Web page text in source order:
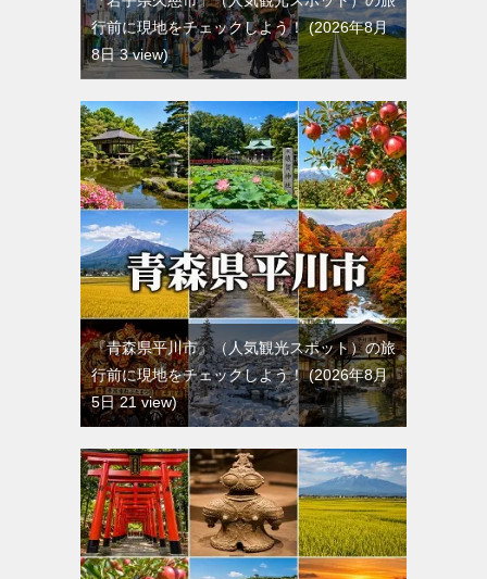
行前に現地をチェックしよう！ 2026年8月
8日 3 view
『青森県平川市』（人気観光スポット）の旅
行前に現地をチェックしよう！ 2026年8月
5日 21 view